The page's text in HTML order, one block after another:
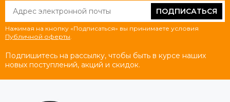
ПОДПИСАТЬСЯ
Нажимая на кнопку «Подписаться» вы принимаете условия
Публичной оферты
Подпишитесь на рассылку, чтобы быть в курсе наших
новых поступлений, акций и скидок.